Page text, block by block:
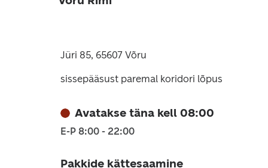
Jüri 85, 65607 Võru
sissepääsust paremal koridori lõpus
Avatakse täna kell 08:00
E-P 8:00 - 22:00
Pakkide kättesaamine